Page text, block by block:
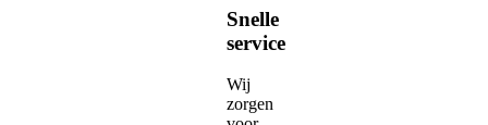
Snelle
service
Wij
zorgen